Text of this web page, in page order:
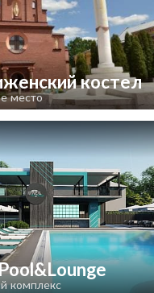
костел
место
комплекс